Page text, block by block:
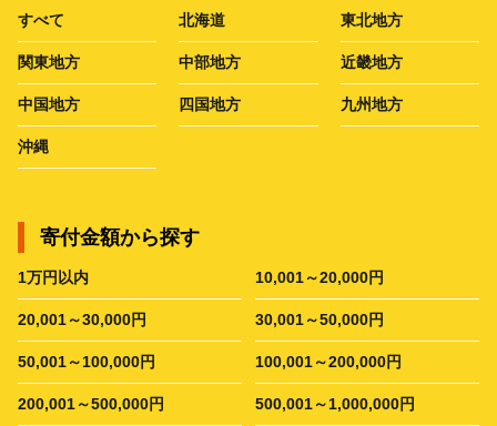
すべて 北海道 東北地方
関東地方 中部地方 近畿地方
中国地方 四国地方 九州地方
沖縄
寄付金額から探す
1万円以内 10,001～20,000円
20,001～30,000円 30,001～50,000円
50,001～100,000円 100,001～200,000円
200,001～500,000円 500,001～1,000,000円